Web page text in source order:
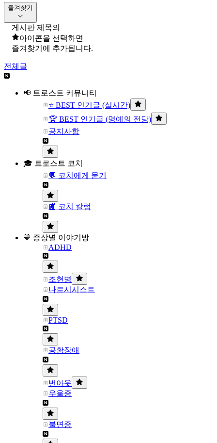
즐겨찾기
게시판 제목의
아이콘을 선택하면
즐겨찾기에 추가됩니다.
전체글
📢 트로스트 커뮤니티
⭐ BEST 인기글 (실시간)
🏆 BEST 인기글 (명예의 전당)
공지사항
🎓 트로스트 코치
💬 코치에게 묻기
📰 코치 칼럼
💛 증상별 이야기방
ADHD
조현병
나르시시스트
PTSD
공황장애
번아웃
우울증
불면증